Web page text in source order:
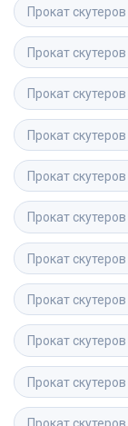
Прокат скутеров
Прокат скутеров
Прокат скутеров
Прокат скутеров
Прокат скутеров
Прокат скутеров
Прокат скутеров
Прокат скутеров
Прокат скутеров
Прокат скутеров
Прокат скутеров